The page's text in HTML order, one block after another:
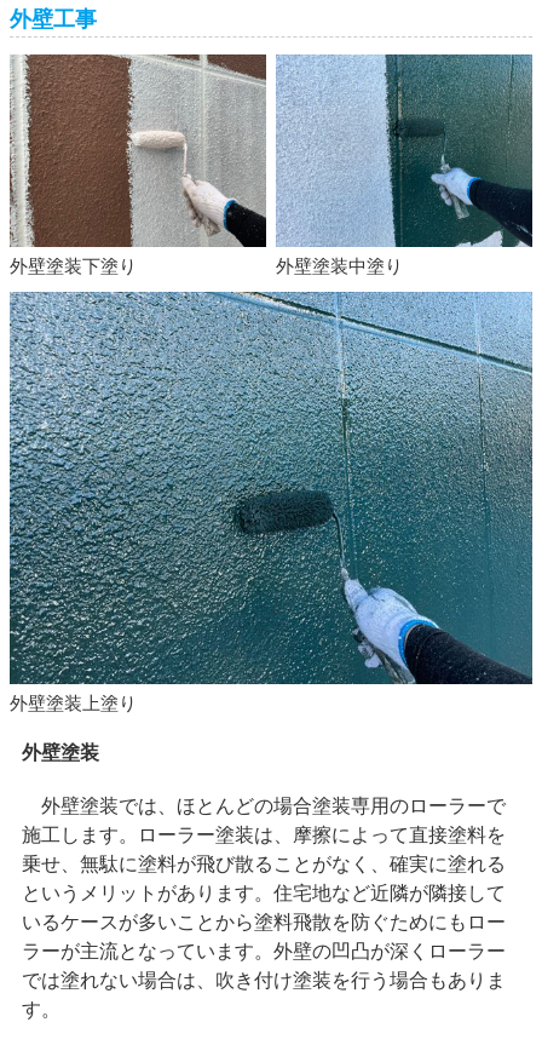
外壁工事
外壁塗装下塗り 外壁塗装中塗り
外壁塗装上塗り
外壁塗装
外壁塗装では、ほとんどの場合塗装専用のローラーで
施工します。ローラー塗装は、摩擦によって直接塗料を
乗せ、無駄に塗料が飛び散ることがなく、確実に塗れる
というメリットがあります。住宅地など近隣が隣接して
いるケースが多いことから塗料飛散を防ぐためにもロー
ラーが主流となっています。外壁の凹凸が深くローラー
では塗れない場合は、吹き付け塗装を行う場合もありま
す。